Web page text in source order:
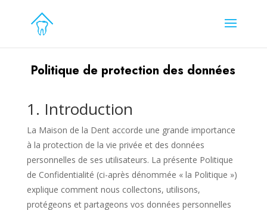
Politique de protection des données
1. Introduction
La Maison de la Dent accorde une grande importance
à la protection de la vie privée et des données
personnelles de ses utilisateurs. La présente Politique
de Confidentialité (ci-après dénommée « la Politique »)
explique comment nous collectons, utilisons,
protégeons et partageons vos données personnelles